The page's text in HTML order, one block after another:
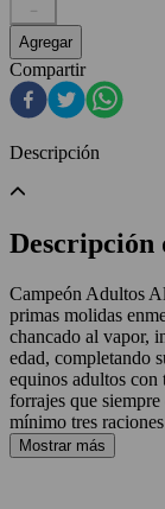
－
Agregar
Compartir
Descripción
Descripción
Campeón Adultos
primas molidas
chancado al vapor,
edad, completando
equinos adultos con
forrajes que
mínimo tres
Mostrar más